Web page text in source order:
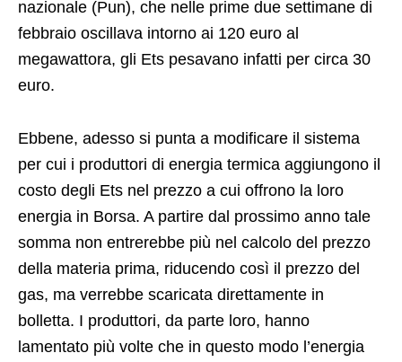
nazionale (Pun), che nelle prime due settimane di
febbraio oscillava intorno ai 120 euro al
megawattora, gli Ets pesavano infatti per circa 30
euro.
Ebbene, adesso si punta a modificare il sistema
per cui i produttori di energia termica aggiungono il
costo degli Ets nel prezzo a cui offrono la loro
energia in Borsa. A partire dal prossimo anno tale
somma non entrerebbe più nel calcolo del prezzo
della materia prima, riducendo così il prezzo del
gas, ma verrebbe scaricata direttamente in
bolletta. I produttori, da parte loro, hanno
lamentato più volte che in questo modo l’energia